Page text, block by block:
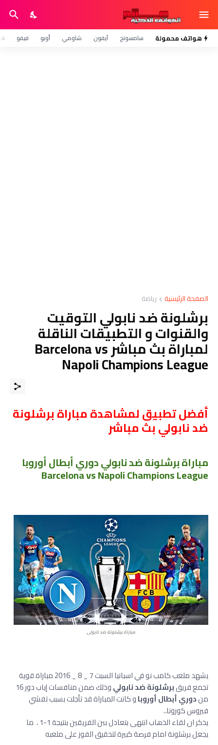
هواتف محمولة سامسونج آيفون شاومي أوبو فيفو
الصفحة الرئيسية رياضة
برشلونة ضد نابولي التوقيت
والقنوات و التطبيقات الناقلة
لمباراة بث مباشر Barcelona vs
Napoli Champions League
أفضل تطبيق لمشاهدة مباراة برشلونة
ضد نابولي بث مباشر
مباراة برشلونة ضد نابولي دوري أبطال أوروبا
Barcelona vs Napoli Champions League
مباراة برشلونة ضد نابولي
يشهد ملعب كامب نو في اسبانيا السبت 7 _ 8 _ 2016 مباراة قوية
تجمع فريقبرشلونة ضد نابولي
وذلك ضمن منافسات إياب دور 16
مندوري أبطال أوروباو كانت المباراة قد تأجلت بسبب تفشي
فيروس كورونا،.
يذكر ان لقاء الذهاب انتهى بتعادل ببن الفريقين بنتيجة 1-1 ، ما
يجعل برشلونة امام فرصة كبيرة لتحقيق الفوز على ملعبه